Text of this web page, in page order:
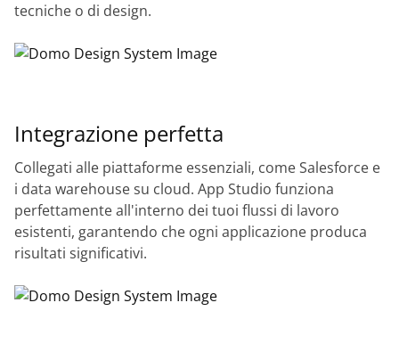
tecniche o di design.
Integrazione perfetta
Collegati alle piattaforme essenziali, come Salesforce e
i data warehouse su cloud. App Studio funziona
perfettamente all'interno dei tuoi flussi di lavoro
esistenti, garantendo che ogni applicazione produca
risultati significativi.